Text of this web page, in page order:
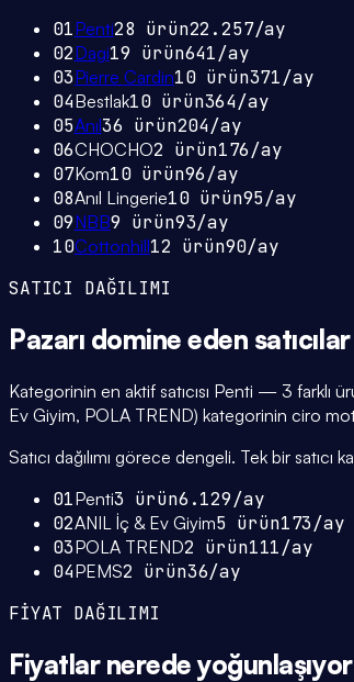
01Penti28 ürün22.257/ay
02Dagi19 ürün641/ay
03Pierre Cardin10ürün371/ay
04Bestlak10ürün364/ay
05Anıl36 ürün204/ay
06CHOCHO2 ürün176/ay
07Kom10ürün96/ay
08Anıl Lingerie10ürün95/ay
09NBB9 ürün93/ay
10Cottonhill12 ürün90/ay
SATICI DAĞILIMI
Pazarı domine eden satıcılar
Kategorinin en aktif satıcısı Penti — 3 farklı
Ev Giyim, POLA TREND) kategorinin ciro
Satıcı dağılımı görece dengeli. Tek bir satıcı
01Penti3 ürün6.129/ay
02ANIL İç & Ev Giyim5 ürün173/ay
03POLA TREND2 ürün111/ay
04PEMS2 ürün36/ay
FİYAT DAĞILIMI
Fiyatlar nerede yoğunlaşıyor